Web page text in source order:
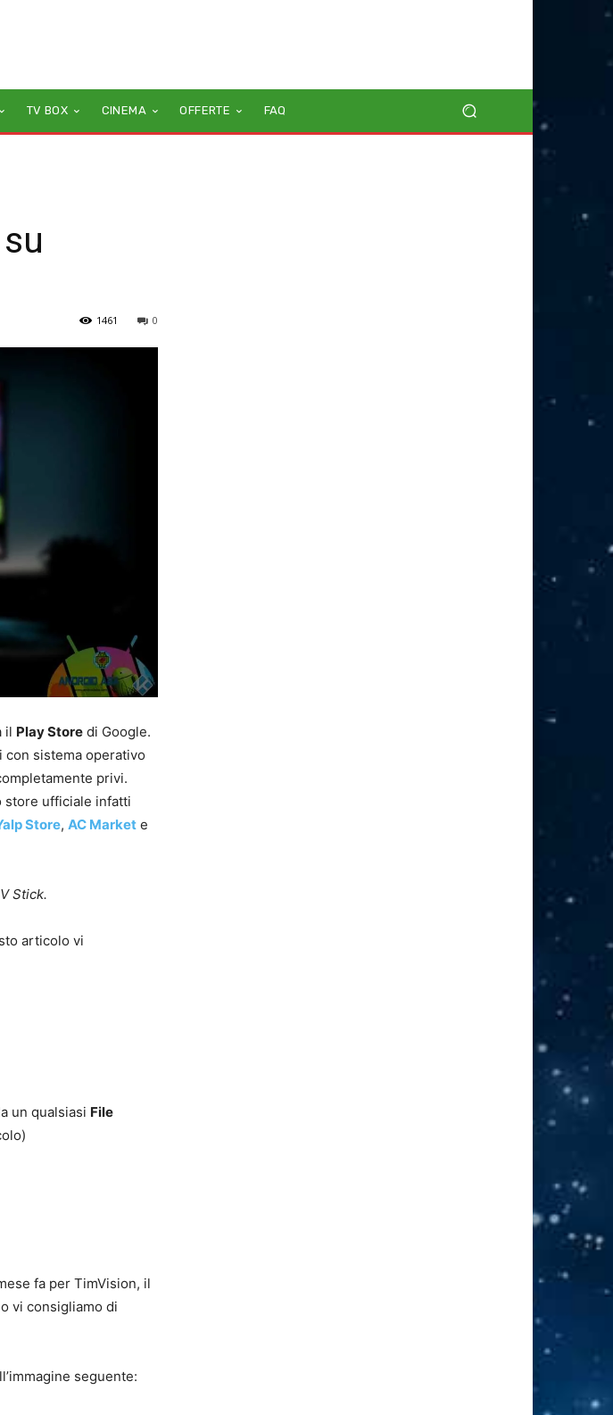
TV BOX CINEMA OFFERTE FAQ
0
1461
il Play Store di Google.
con sistema operativo
privi.
store ufficiale infatti
Store, AC Market e
Stick.
articolo vi
un qualsiasi File
fa per TimVision, il
vi consigliamo di
seguente: